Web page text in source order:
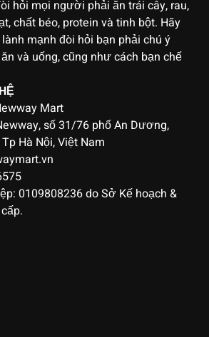
hỏi mọi người phải ăn trái cây, rau,
chất béo, protein và tinh bột. Hãy
mạnh đòi hỏi bạn phải chú ý
và uống, cũng như cách bạn chế
Mart
số 31/76 phố An Dương,
Hà Nội, Việt Nam
0109808236 do Sở Kế hoạch &